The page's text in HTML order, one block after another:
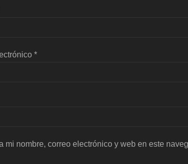
*
mi nombre, correo electrónico y web en este